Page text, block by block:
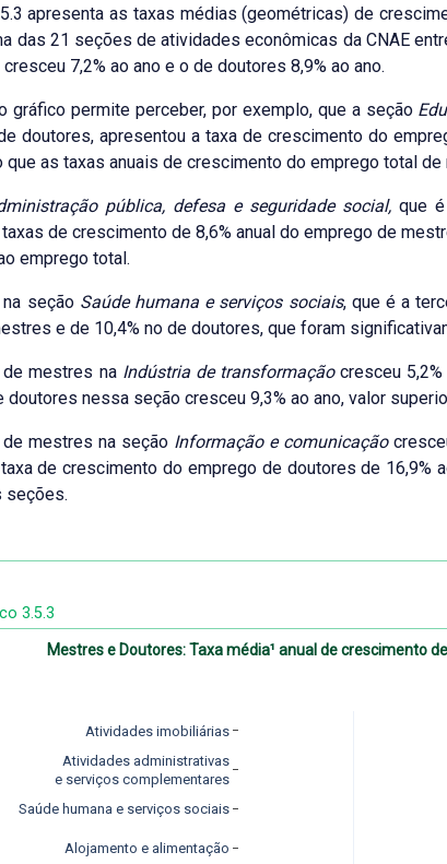
apresenta as taxas médias (geométricas) de
das 21 seções de atividades econômicas da CNAE
7,2% ao ano e o de doutores 8,9% ao ano.
gráfico permite perceber, por exemplo, que a seção
doutores, apresentou a taxa de crescimento do
que as taxas anuais de crescimento do emprego total
pública, defesa e seguridade social,que é
de crescimento de 8,6% anual do emprego de
emprego total.
seção Saúde humana e serviços sociais, que é a
e de 10,4% no de doutores, que foram
mestres na Indústria de transformaçãocresceu
doutores nessa seção cresceu 9,3% ao ano, valor
mestres na seção Informação e comunicação
de crescimento do emprego de doutores de 16,9%
seções.
3.5.3
Mestres e Doutores: Taxa média¹ anual de crescimento
Alojamento e alimentação
Saúde humana e serviços sociais
Atividades administrativas
e serviços complementares
Atividades imobiliárias